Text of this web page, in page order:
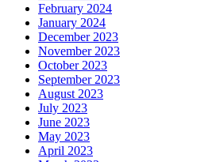
February 2024
January 2024
December 2023
November 2023
October 2023
September 2023
August 2023
July 2023
June 2023
May 2023
April 2023